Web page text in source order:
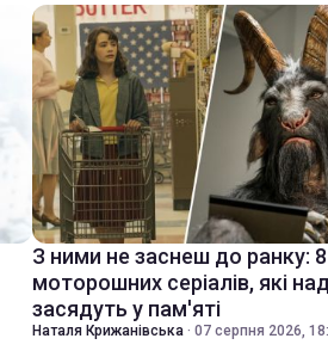
З ними не заснеш до ранку: 8
моторошних серіалів, які
засядуть у пам'яті
Наталя Крижанівська · 07 серпня 2026,